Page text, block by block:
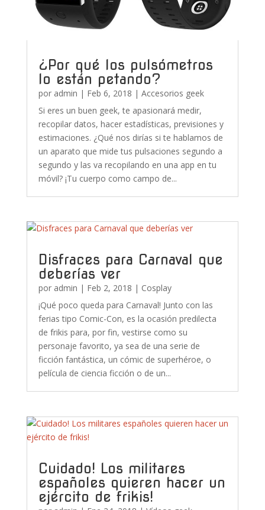
¿Por qué los pulsómetros
lo están petando?
por admin | Feb 6, 2018 | Accesorios geek
Si eres un buen geek, te apasionará medir,
recopilar datos, hacer estadísticas, previsiones y
estimaciones. ¿Qué nos dirías si te hablamos de
un aparato que mide tus pulsaciones segundo a
segundo y las va recopilando en una app en tu
móvil? ¡Tu cuerpo como campo de...
Disfraces para Carnaval que
deberías ver
por admin | Feb 2, 2018 | Cosplay
¡Qué poco queda para Carnaval! Junto con las
ferias tipo Comic-Con, es la ocasión predilecta
de frikis para, por fin, vestirse como su
personaje favorito, ya sea de una serie de
ficción fantástica, un cómic de superhéroe, o
película de ciencia ficción o de un...
Cuidado! Los militares
españoles quieren hacer un
ejército de frikis!